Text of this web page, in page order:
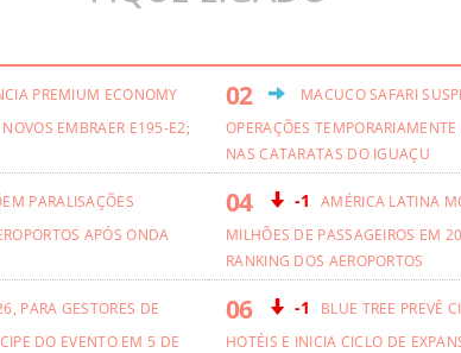
PREMIUM ECONOMY
EMBRAER E195-E2;
MACUCO SAFARI
OPERAÇÕES
NAS CATARATAS DO IGUAÇU
PARALISAÇÕES
APÓS ONDA
-1
AMÉRICA LATINA
MILHÕES DE PASSAGEIROS EM
RANKING DOS AEROPORTOS
PARA GESTORES DE
DO EVENTO EM 5 DE
-1
BLUE TREE PREVÊ
HOTÉIS E INICIA CICLO DE